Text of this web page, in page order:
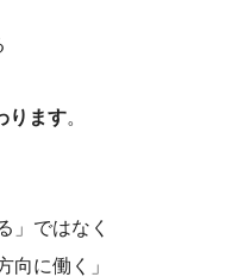
ります。
」ではなく
向に働く」